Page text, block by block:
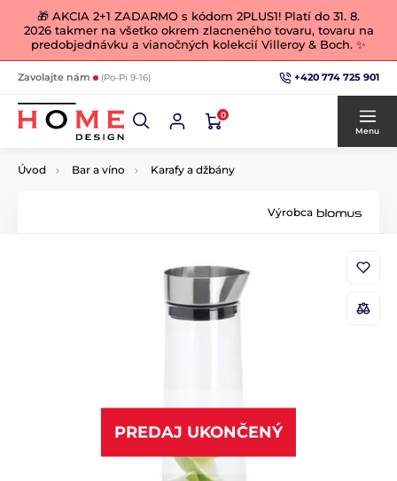
🎁 AKCIA 2+1 ZADARMO s kódom 2PLUS1! Platí do 31. 8.
2026 takmer na všetko okrem zlacneného tovaru, tovaru na
predobjednávku a vianočných kolekcií Villeroy & Boch. ✨
Zavolajte nám (Po-Pi 9-16) +420 774 725 901
0
Menu
Úvod Bar a víno Karafy a džbány
Výrobca
PREDAJ UKONČENÝ